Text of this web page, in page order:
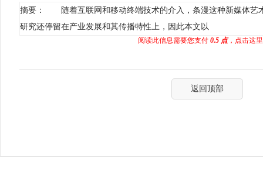
摘要： 随着互联网和移动终端技术的介入，条漫这种新媒体艺
研究还停留在产业发展和其传播特性上，因此本文以
阅读此信息需要您支付 0.5 点，点击这
返回顶部